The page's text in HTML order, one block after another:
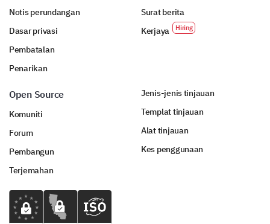
Notis perundangan
Dasar privasi
Pembatalan
Penarikan
Surat berita
Kerjaya
Open Source
Komuniti
Forum
Pembangun
Terjemahan
Jenis-jenis tinjauan
Templat tinjauan
Alat tinjauan
Kes penggunaan